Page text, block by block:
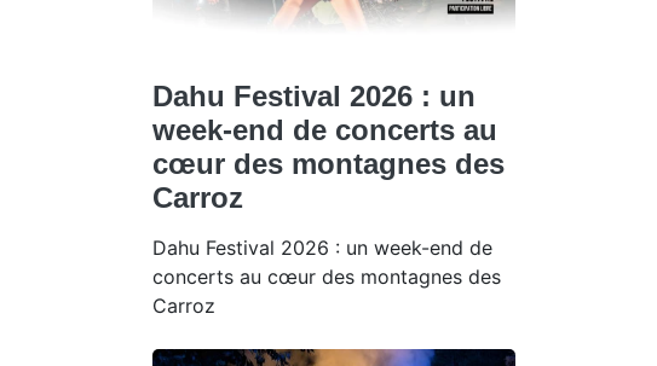
Dahu Festival 2026 : un
week-end de concerts au
cœur des montagnes des
Carroz
Dahu Festival 2026 : un week-end de
concerts au cœur des montagnes des
Carroz